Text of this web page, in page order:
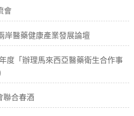
會
岸醫藥健康產業發展論壇
度「辦理馬來西亞醫藥衛生合作事
聯合春酒